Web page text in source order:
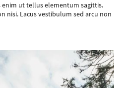
enim ut tellus elementum sagittis.
nisi. Lacus vestibulum sed arcu non